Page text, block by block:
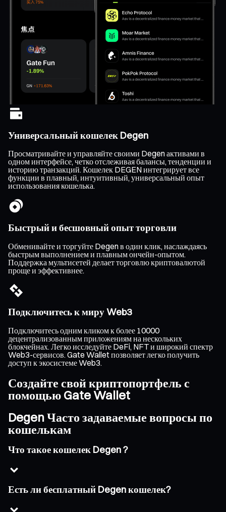
Универсальный кошелек Degen
Просматривайте и управляйте своими Degen активами в
одном интерфейсе, четко отслеживая балансы, тенденции и
историю транзакций. Кошелек DEGEN интегрирует все
функции в плавный, интуитивный, универсальный опыт
использования кошелька.
Быстрый и бесшовный опыт торговли
Обменивайте и торгуйте Degen в один клик, наслаждаясь
быстрым выполнением и плавным ончейн-опытом.
Поддержка мультисетей делает торговлю криптовалютой
проще и эффективнее.
Подключитесь к миру Web3
Подключитесь одним кликом к более 10000
децентрализованным приложениям на нескольких
блокчейнах. Легко исследуйте DeFi, NFT и широкий спектр
Web3-сервисов. Gate Wallet позволяет легко получить
доступ к экосистеме Web3.
Создайте свой криптопортфель с
помощью Gate Wallet
Degen Часто задаваемые вопросы по
кошелькам
Что такое кошелек Degen ?
Есть ли бесплатный Degen кошелек?